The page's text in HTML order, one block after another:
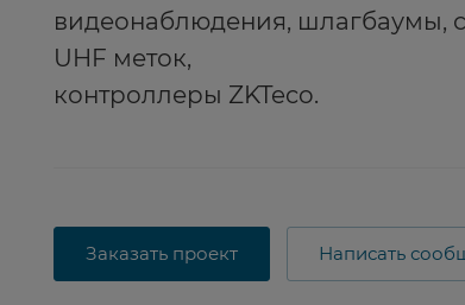
видеонаблюдения, шлагбаумы,
UHF меток,
контроллеры ZKTeco.
Заказать проект Написать